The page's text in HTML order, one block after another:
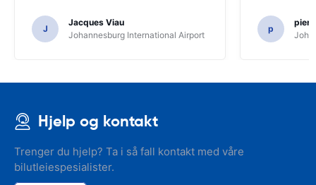
J
Jacques Viau
Johannesburg International Airport
p
Hjelp og kontakt
Trenger du hjelp? Ta i så fall kontakt med våre
bilutleiespesialister.